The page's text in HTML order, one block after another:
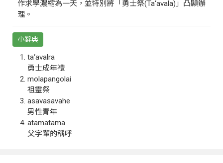
作求學濃縮為一天，並特別將「勇士祭(Ta‘avala)」凸顯辦
理。
小辭典
ta‘avalra
勇士成年禮
molapangolai
祖靈祭
asavasavahe
男性青年
atamatama
父字輩的稱呼